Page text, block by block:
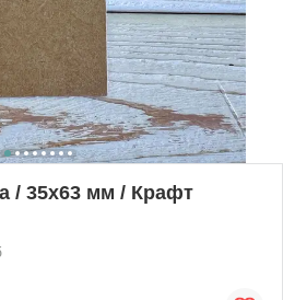
/ 35х63 мм / Крафт